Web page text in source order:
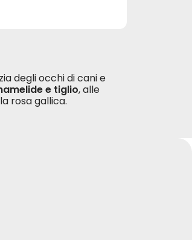
degli occhi di cani e
e tiglio, alle
rosa gallica.